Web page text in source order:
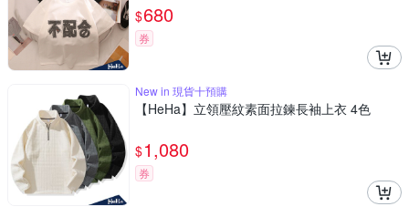
$680
券
New in 現貨十預購
【HeHa】立領壓紋素面拉鍊長袖上衣 4色
$1,080
券